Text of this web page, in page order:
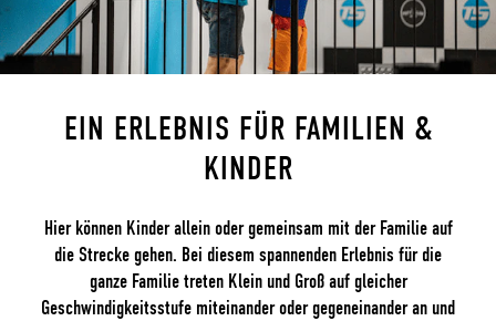
EIN ERLEBNIS FÜR FAMILIEN &
KINDER
Hier können Kinder allein oder gemeinsam mit der Familie auf
die Strecke gehen. Bei diesem spannenden Erlebnis für die
ganze Familie treten Klein und Groß auf gleicher
Geschwindigkeitsstufe miteinander oder gegeneinander an und